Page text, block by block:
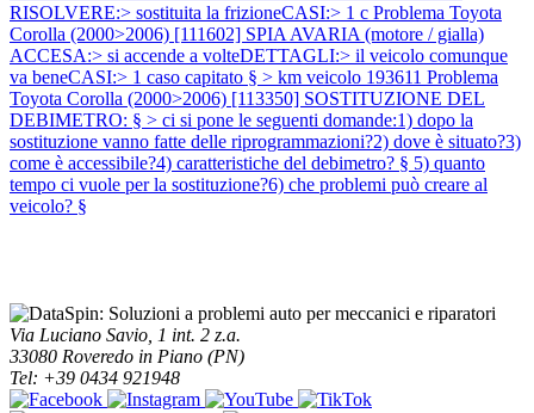
RISOLVERE:> sostituita la frizioneCASI:> 1 c Problema Toyota
Corolla (2000>2006) [111602] SPIA AVARIA (motore / gialla)
ACCESA:> si accende a volteDETTAGLI:> il veicolo comunque
va beneCASI:> 1 caso capitato § > km veicolo 193611 Problema
Toyota Corolla (2000>2006) [113350] SOSTITUZIONE DEL
DEBIMETRO: § > ci si pone le seguenti domande:1) dopo la
sostituzione vanno fatte delle riprogrammazioni?2) dove è situato?3)
come è accessibile?4) caratteristiche del debimetro? § 5) quanto
tempo ci vuole per la sostituzione?6) che problemi può creare al
veicolo? §
Via Luciano Savio, 1 int. 2 z.a.
33080 Roveredo in Piano (PN)
Tel: +39 0434 921948